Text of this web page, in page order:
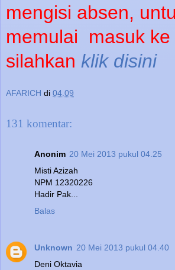
mengisi absen,
memulai masuk
silahkan klik disini
AFARICH di 04.09
131 komentar:
Anonim 20 Mei 2013 pukul 04.25
Misti Azizah
NPM 12320226
Hadir Pak...
Balas
Unknown 20 Mei 2013 pukul 04.40
Deni Oktavia